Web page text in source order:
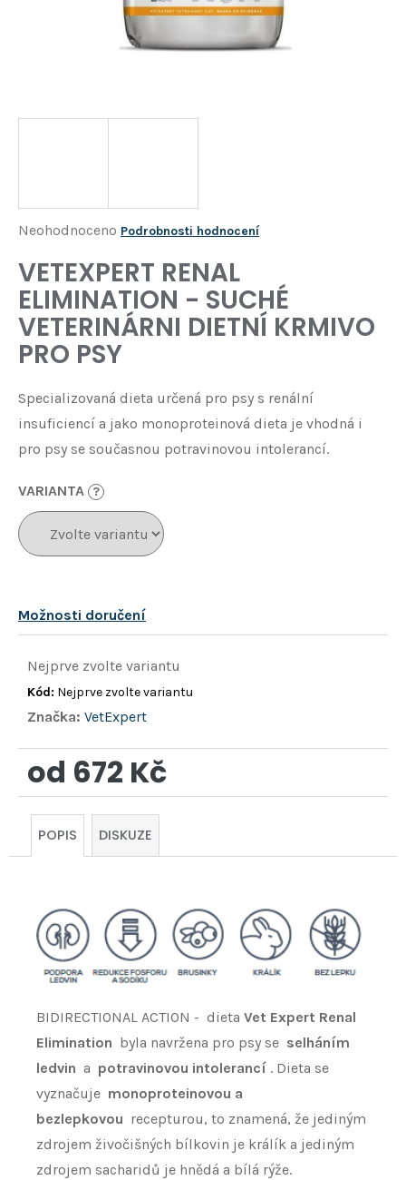
Průměrné
produktu
je
0,0
z
hvězdiček.
Neohodnoceno Podrobnosti hodnocení
VETEXPERT RENAL
ELIMINATION - SUCHÉ
VETERINÁRNI DIETNÍ KRMIVO
PRO PSY
Specializovaná dieta určená pro psy s renální
insuficiencí a jako monoproteinová dieta je vhodná i
pro psy se současnou potravinovou intolerancí.
VARIANTA ?
Možnosti doručení
Nejprve zvolte variantu
Kód: Nejprve zvolte variantu
Značka: VetExpert
od 672 Kč
Měrná
POPIS DISKUZE
BIDIRECTIONAL ACTION - dieta Vet Expert Renal
Elimination byla navržena pro psy se selháním
ledvin a potravinovou intolerancí . Dieta se
vyznačuje monoproteinovou a
bezlepkovou recepturou, to znamená, že jediným
zdrojem živočišných bílkovin je králík a jediným
zdrojem sacharidů je hnědá a bílá rýže.
p
o
u
č
u
j
e
m
e